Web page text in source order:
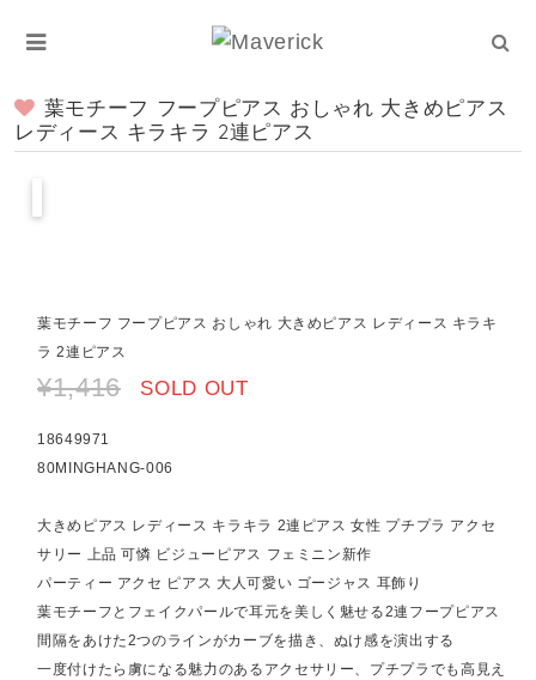
葉モチーフ フープピアス おしゃれ 大きめピアス
レディース キラキラ 2連ピアス
葉モチーフ フープピアス おしゃれ 大きめピアス レディース キラキ
ラ 2連ピアス
¥1,416 SOLD OUT
18649971
80MINGHANG-006
大きめピアス レディース キラキラ 2連ピアス 女性 プチプラ アクセ
サリー 上品 可憐 ビジューピアス フェミニン新作
パーティー アクセ ピアス 大人可愛い ゴージャス 耳飾り
葉モチーフとフェイクパールで耳元を美しく魅せる2連フープピアス
間隔をあけた2つのラインがカーブを描き、ぬけ感を演出する
一度付けたら虜になる魅力のあるアクセサリー、プチプラでも高見え